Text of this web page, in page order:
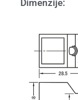
Dimenzije: